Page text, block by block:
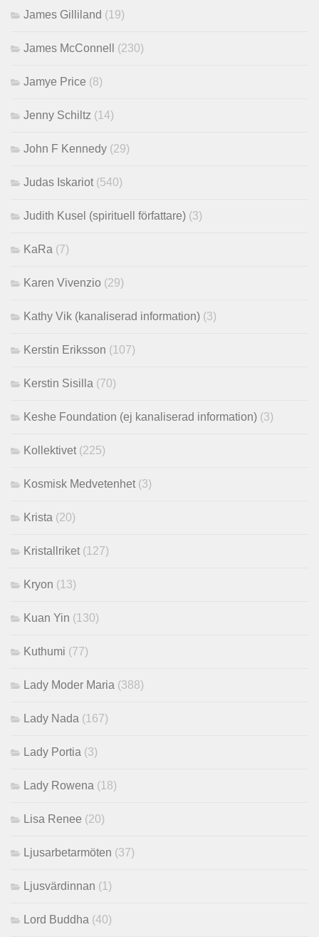
James Gilliland (19)
James McConnell (230)
Jamye Price (8)
Jenny Schiltz (14)
John F Kennedy (29)
Judas Iskariot (540)
Judith Kusel (spirituell författare) (3)
KaRa (7)
Karen Vivenzio (29)
Kathy Vik (kanaliserad information) (3)
Kerstin Eriksson (107)
Kerstin Sisilla (70)
Keshe Foundation (ej kanaliserad information) (3)
Kollektivet (225)
Kosmisk Medvetenhet (3)
Krista (20)
Kristallriket (127)
Kryon (13)
Kuan Yin (130)
Kuthumi (77)
Lady Moder Maria (388)
Lady Nada (167)
Lady Portia (3)
Lady Rowena (18)
Lisa Renee (20)
Ljusarbetarmöten (37)
Ljusvärdinnan (1)
Lord Buddha (40)